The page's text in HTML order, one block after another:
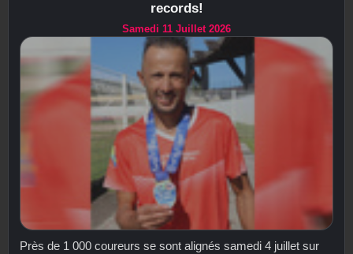
records!
Samedi 11 Juillet 2026
Près de 1 000 coureurs se sont alignés samedi 4 juillet sur